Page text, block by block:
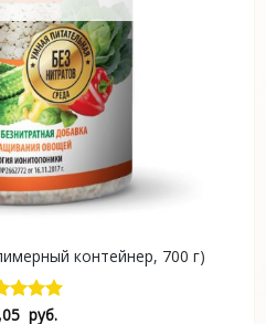
контейнер, 700 г)
руб.